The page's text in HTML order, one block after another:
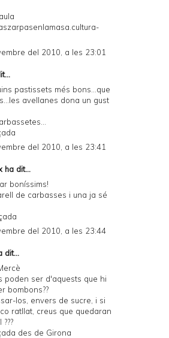
del 2010, a les 23:01
pastissets més bons...que
avellanes dona un gust
del 2010, a les 23:41
ha dit...
boníssims!
de carbasses i una ja sé
del 2010, a les 23:44
dit...
poden ser d'aquests que hi
bombons??
los, envers de sucre, i si
ratllat, creus que quedaran
des de Girona